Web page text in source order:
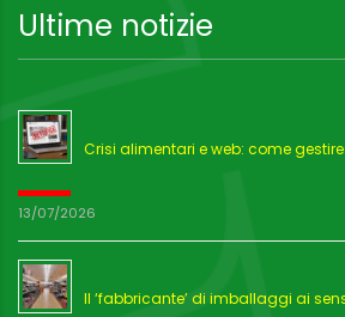
Ultime notizie
Crisi alimentari e web: come
13/07/2026
Il ‘fabbricante’ di imballaggi ai